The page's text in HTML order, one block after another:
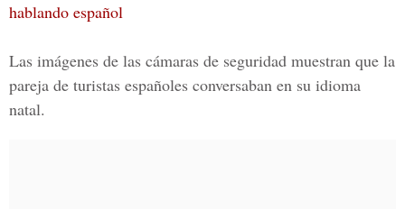
hablando español
Las imágenes de las cámaras de seguridad muestran que la
pareja de turistas españoles conversaban en su idioma
natal.